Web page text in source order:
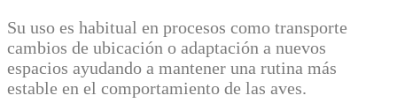
Su uso es habitual en procesos como transporte
cambios de ubicación o adaptación a nuevos
espacios ayudando a mantener una rutina más
estable en el comportamiento de las aves.